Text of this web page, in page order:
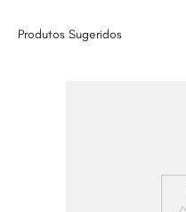
Produtos Sugeridos